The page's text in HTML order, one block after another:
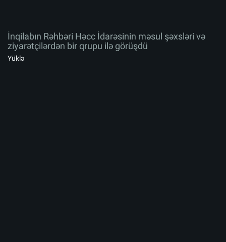
İnqilabın Rəhbəri Həcc İdarəsinin məsul şəxsləri və
ziyarətçilərdən bir qrupu ilə görüşdü
Yüklə